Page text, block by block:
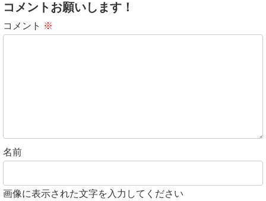
コメントお願いします！
コメント ※
名前
画像に表示された文字を入力してください